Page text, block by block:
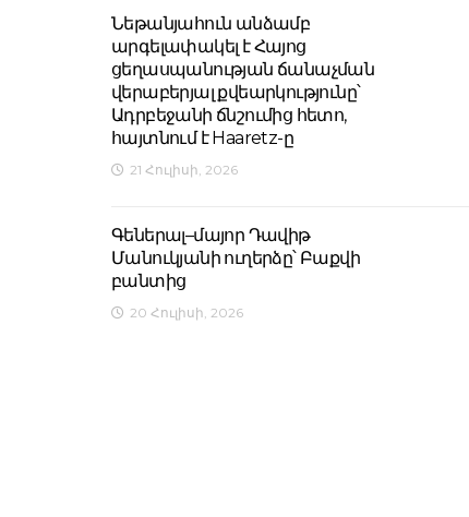
Նեթանյահուն անձամբ
արգելափակել է Հայոց
ցեղասպանության ճանաչման
վերաբերյալ քվեարկությունը՝
Ադրբեջանի ճնշումից հետո,
հայտնում է Haaretz-ը
21 Հուլիսի, 2026
Գեներալ–մայոր Դավիթ
Մանուկյանի ուղերձը՝ Բաքվի
բանտից
20 Հուլիսի, 2026